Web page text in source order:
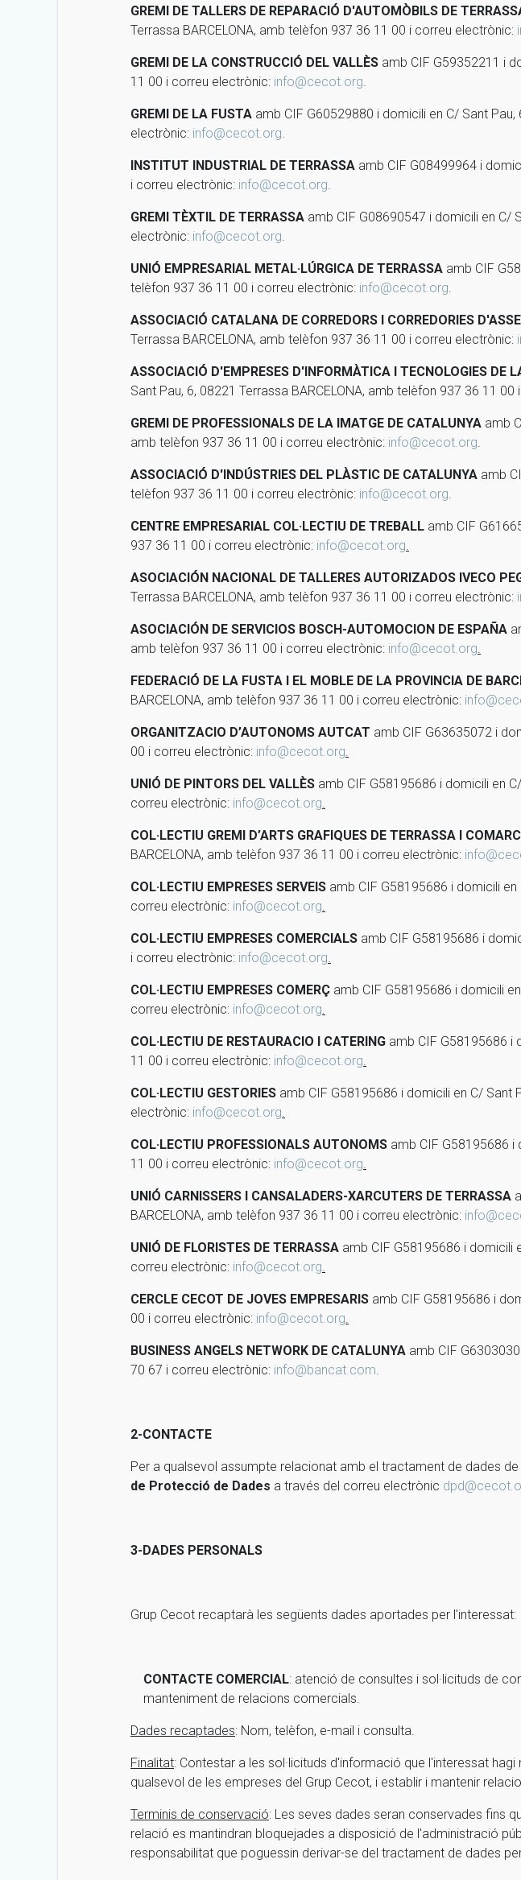
GREMI DE TALLERS DE REPARACIÓ D'AUTOMÒBILS DE
Terrassa BARCELONA, amb telèfon 937 36 11 00 i correu electrònic:
GREMI DE LA CONSTRUCCIÓ DEL VALLÈS amb CIF G59352211 i
11 00 i correu electrònic: info@cecot.org.
GREMI DE LA FUSTA amb CIF G60529880 i domicili en C/ Sant
electrònic: info@cecot.org.
INSTITUT INDUSTRIAL DE TERRASSA amb CIF G08499964 i
i correu electrònic: info@cecot.org.
GREMI TÈXTIL DE TERRASSA amb CIF G08690547 i domicili en C/
electrònic: info@cecot.org.
UNIÓ EMPRESARIAL METAL·LÚRGICA DE TERRASSA amb CIF
telèfon 937 36 11 00 i correu electrònic: info@cecot.org.
ASSOCIACIÓ CATALANA DE CORREDORS I CORREDORIES
Terrassa BARCELONA, amb telèfon 937 36 11 00 i correu electrònic:
ASSOCIACIÓ D'EMPRESES D'INFORMÀTICA I TECNOLOGIES DE
Sant Pau, 6, 08221 Terrassa BARCELONA, amb telèfon 937 36 11
GREMI DE PROFESSIONALS DE LA IMATGE DE CATALUNYA amb
amb telèfon 937 36 11 00 i correu electrònic: info@cecot.org.
ASSOCIACIÓ D'INDÚSTRIES DEL PLÀSTIC DE CATALUNYA amb
telèfon 937 36 11 00 i correu electrònic: info@cecot.org.
CENTRE EMPRESARIAL COL·LECTIU DE TREBALL amb CIF
937 36 11 00 i correu electrònic: info@cecot.org.
ASOCIACIÓN NACIONAL DE TALLERES AUTORIZADOS IVECO
Terrassa BARCELONA, amb telèfon 937 36 11 00 i correu electrònic:
ASOCIACIÓN DE SERVICIOS BOSCH-AUTOMOCION DE ESPAÑA
amb telèfon 937 36 11 00 i correu electrònic: info@cecot.org.
FEDERACIÓ DE LA FUSTA I EL MOBLE DE LA PROVINCIA DE
BARCELONA, amb telèfon 937 36 11 00 i correu electrònic:
ORGANITZACIO D’AUTONOMS AUTCAT amb CIF G63635072 i
00 i correu electrònic: info@cecot.org.
UNIÓ DE PINTORS DEL VALLÈS amb CIF G58195686 i domicili en
correu electrònic: info@cecot.org.
COL·LECTIU GREMI D’ARTS GRAFIQUES DE TERRASSA I
BARCELONA, amb telèfon 937 36 11 00 i correu electrònic:
COL·LECTIU EMPRESES SERVEIS amb CIF G58195686 i domicili
correu electrònic: info@cecot.org.
COL·LECTIU EMPRESES COMERCIALS amb CIF G58195686 i
i correu electrònic: info@cecot.org.
COL·LECTIU EMPRESES COMERÇ amb CIF G58195686 i domicili
correu electrònic: info@cecot.org.
COL·LECTIU DE RESTAURACIO I CATERING amb CIF G58195686 i
11 00 i correu electrònic: info@cecot.org.
COL·LECTIU GESTORIES amb CIF G58195686 i domicili en C/ Sant
electrònic: info@cecot.org.
COL·LECTIU PROFESSIONALS AUTONOMS amb CIF G58195686 i
11 00 i correu electrònic: info@cecot.org.
UNIÓ CARNISSERS I CANSALADERS-XARCUTERS DE TERRASSA
BARCELONA, amb telèfon 937 36 11 00 i correu electrònic:
UNIÓ DE FLORISTES DE TERRASSA amb CIF G58195686 i domicili
correu electrònic: info@cecot.org.
CERCLE CECOT DE JOVES EMPRESARIS amb CIF G58195686 i
00 i correu electrònic: info@cecot.org.
BUSINESS ANGELS NETWORK DE CATALUNYA amb CIF
70 67 i correu electrònic: info@bancat.com.
2-CONTACTE
Per a qualsevol assumpte relacionat amb el tractament de dades
de Protecció de Dades a través del correu electrònic
3-DADES PERSONALS
Grup Cecot recaptarà les següents dades aportades per l'interessat:
CONTACTE COMERCIAL: atenció de consultes i sol·licituds de
manteniment de relacions comercials.
Dades recaptades: Nom, telèfon, e-mail i consulta.
Finalitat: Contestar a les sol·licituds d'informació que l'interessat
qualsevol de les empreses del Grup Cecot, i establir i mantenir
Terminis de conservació: Les seves dades seran conservades fins
relació es mantindran bloquejades a disposició de l'administració
responsabilitat que poguessin derivar-se del tractament de dades